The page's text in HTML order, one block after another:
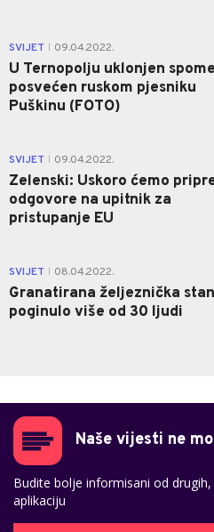
SVIJET 09.04.2022.
U Ternopolju uklonjen
posvećen ruskom pjesniku
Puškinu (FOTO)
SVIJET 09.04.2022.
Zelenski: Uskoro ćemo
odgovore na upitnik za
pristupanje EU
SVIJET 08.04.2022.
Granatirana željeznička
poginulo više od 30 ljudi
Naše vijesti ne
Budite bolje informisani od
aplikaciju